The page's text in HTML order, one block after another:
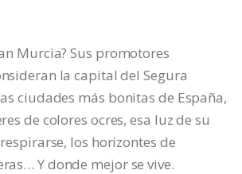
Murcia? Sus promotores
la capital del Segura
ciudades más bonitas de España,
de colores ocres, esa luz de su
los horizontes de
Y donde mejor se vive.